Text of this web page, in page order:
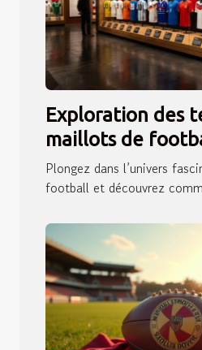
Exploration des
maillots de
les années
Plongez dans l’univers
football et découvrez